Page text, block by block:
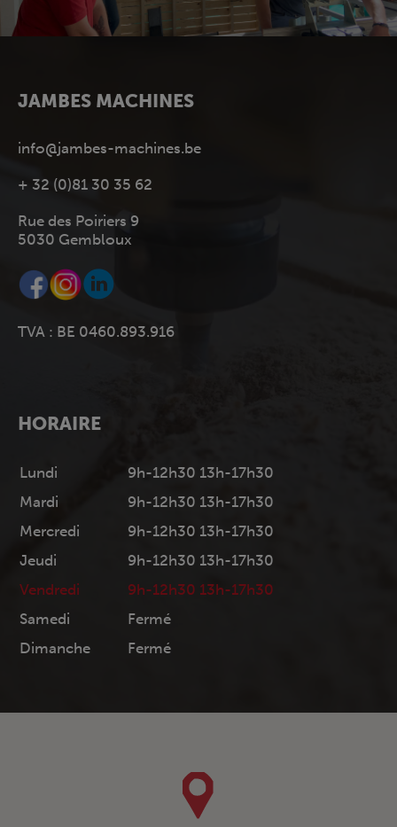
JAMBES MACHINES
info@jambes-machines.be
+ 32 (0)81 30 35 62
Rue des Poiriers 9
5030 Gembloux
TVA : BE 0460.893.916
HORAIRE
Lundi
9h-12h30 13h-17h30
Mardi
9h-12h30 13h-17h30
Mercredi
9h-12h30 13h-17h30
Jeudi
9h-12h30 13h-17h30
Vendredi
9h-12h30 13h-17h30
Samedi
Fermé
Dimanche
Fermé